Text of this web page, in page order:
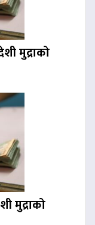
मुद्राको
मुद्राको